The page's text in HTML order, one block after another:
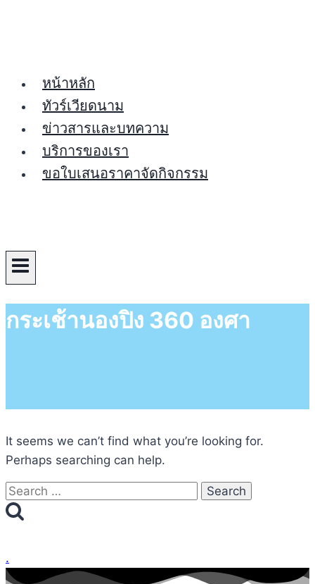
หน้าหลัก
ทัวร์เวียดนาม
ข่าวสารและบทความ
บริการของเรา
ขอใบเสนอราคาจัดกิจกรรม
กระเช้านองปิง 360 องศา
It seems we can’t find what you’re looking for.
Perhaps searching can help.
Search
for:
.